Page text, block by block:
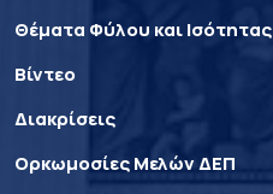
Θέματα Φύλου και Ισότητας
Βίντεο
Διακρίσεις
Ορκωμοσίες Μελών ΔΕΠ